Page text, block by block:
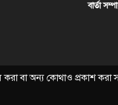
বার্তা
বা অন্য কোথাও প্রকাশ করা